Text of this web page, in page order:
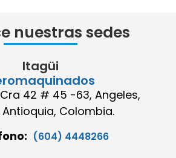
nuestras sedes
Itagüi
Cra 42 # 45 -63, Angeles,
Antioquia, Colombia.
(604) 4448266